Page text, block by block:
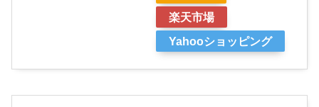
楽天市場
Yahooショッピング